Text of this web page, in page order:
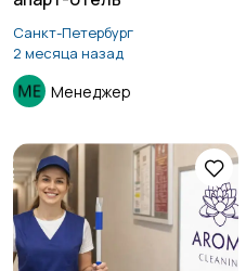
Санкт-Петербург
2 месяца назад
Менеджер